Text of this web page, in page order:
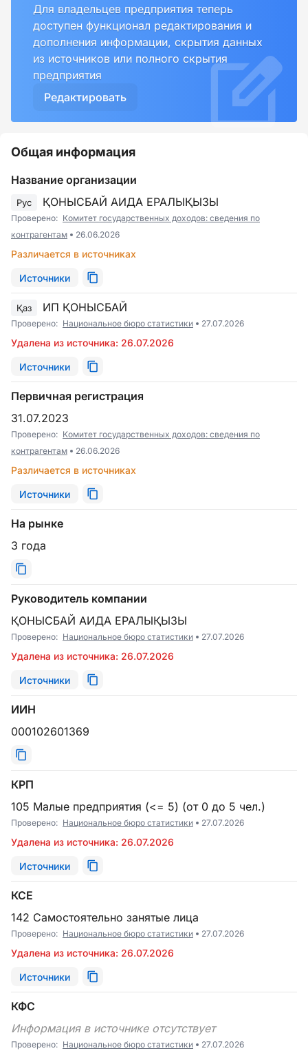
Для владельцев предприятия теперь
доступен функционал редактирования и
дополнения информации, скрытия данных
из источников или полного скрытия
предприятия
Редактировать
Общая информация
Название организации
Рус ҚОНЫСБАЙ АИДА ЕРАЛЫҚЫЗЫ
Проверено: Комитет государственных доходов: сведения по
контрагентам
26.06.2026
Различается в источниках
Источники
Қаз ИП ҚОНЫСБАЙ
Проверено: Национальное бюро статистики 27.07.2026
Удалена из источника: 26.07.2026
Источники
Первичная регистрация
31.07.2023
Проверено: Комитет государственных доходов: сведения по
контрагентам
26.06.2026
Различается в источниках
Источники
На рынке
3 года
Руководитель компании
ҚОНЫСБАЙ АИДА ЕРАЛЫҚЫЗЫ
Проверено: Национальное бюро статистики 27.07.2026
Удалена из источника: 26.07.2026
Источники
ИИН
000102601369
КРП
105 Малые предприятия (<= 5) (от 0 до 5 чел.)
Проверено: Национальное бюро статистики 27.07.2026
Удалена из источника: 26.07.2026
Источники
КСЕ
142 Самостоятельно занятые лица
Проверено: Национальное бюро статистики 27.07.2026
Удалена из источника: 26.07.2026
Источники
КФС
Информация в источнике отсутствует
Проверено: Национальное бюро статистики 27.07.2026